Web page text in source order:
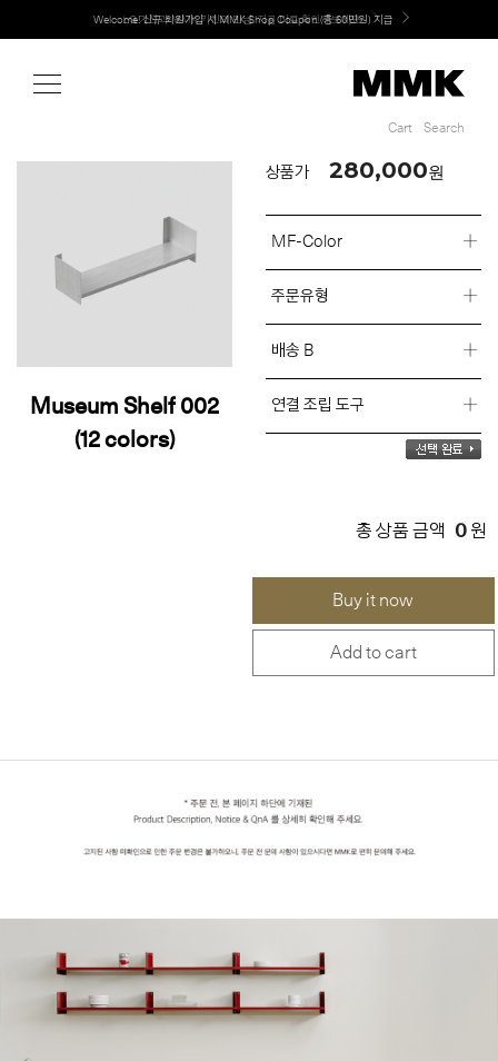
Welcome! 신규 회원가입 시 MMK Shop Coupon (총 60만원) 지급
Cart Search
Museum Shelf 002
(12 colors)
상품가 280,000원
MF-Color
주문유형
배송 B
연결 조립 도구
총 상품 금액 0 원
Buy it now
Add to cart